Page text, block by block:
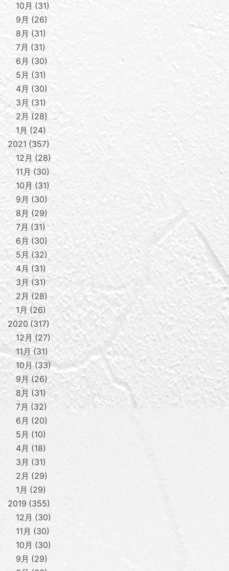
10月
31
9月
26
8月
31
7月
31
6月
30
5月
31
4月
30
3月
31
2月
28
1月
24
2021 357
12月
28
11月
30
10月
31
9月
30
8月
29
7月
31
6月
30
5月 32
4月 31
3月
31
2月
28
1月
26
2020 317
12月
27
11月
31
10月 33
9月 26
8月
31
7月
32
6月
20
5月
10
4月
18
3月
31
2月
29
1月
29
2019 355
12月
30
11月
30
10月
30
9月
29